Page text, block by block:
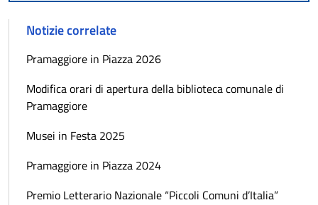
Notizie correlate
Pramaggiore in Piazza 2026
Modifica orari di apertura della biblioteca comunale di
Pramaggiore
Musei in Festa 2025
Pramaggiore in Piazza 2024
Premio Letterario Nazionale “Piccoli Comuni d’Italia”